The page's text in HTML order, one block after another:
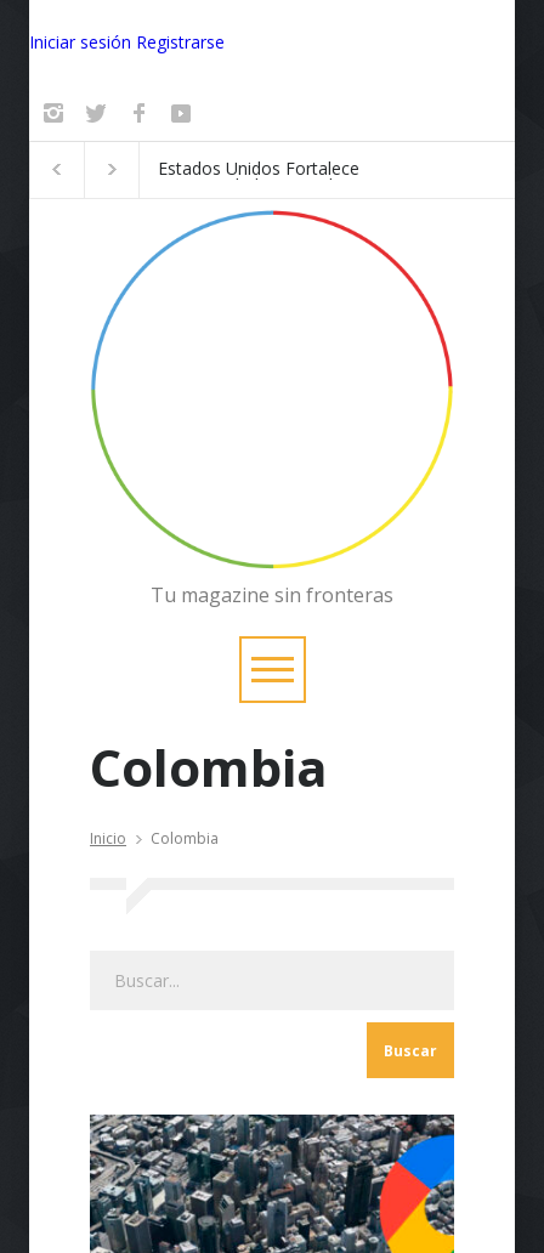
Iniciar sesión Registrarse
Badalona se convierte en el
epicentro de la innovación
Tu magazine sin fronteras
Colombia
Inicio Colombia